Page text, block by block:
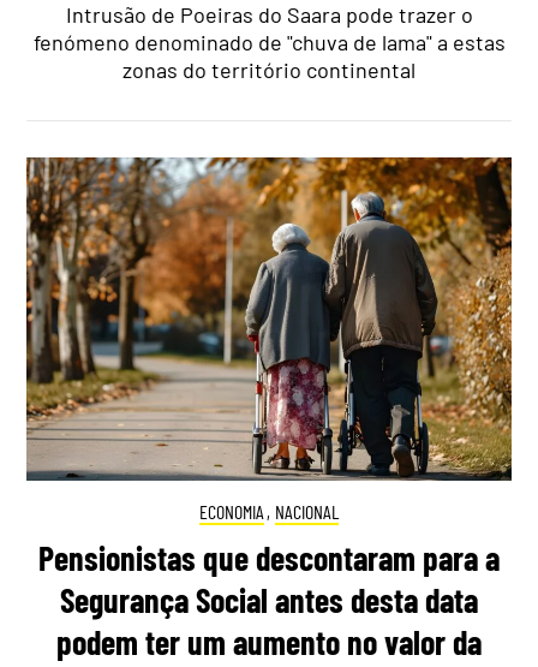
Intrusão de Poeiras do Saara pode trazer o
fenómeno denominado de "chuva de lama" a estas
zonas do território continental
ECONOMIA , NACIONAL
Pensionistas que descontaram para a
Segurança Social antes desta data
podem ter um aumento no valor da